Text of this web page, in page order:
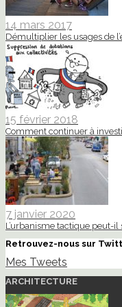
14 mars 2017
Démultiplier les usages de
15 février 2018
Comment continuer à
7 janvier 2020
L’urbanisme tactique peut-
Retrouvez-nous sur
Mes Tweets
ARCHITECTURE